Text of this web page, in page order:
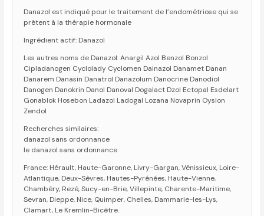
Danazol est indiqué pour le traitement de l’endométriose qui se
prêtent à la thérapie hormonale
Ingrédient actif: Danazol
Les autres noms de Danazol: Anargil Azol Benzol Bonzol
Cipladanogen Cyclolady Cyclomen Dainazol Danamet Danan
Danarem Danasin Danatrol Danazolum Danocrine Danodiol
Danogen Danokrin Danol Danoval Dogalact Dzol Ectopal Esdelart
Gonablok Hosebon Ladazol Ladogal Lozana Novaprin Oyslon
Zendol
Recherches similaires:
danazol sans ordonnance
le danazol sans ordonnance
France: Hérault, Haute-Garonne, Livry-Gargan, Vénissieux, Loire-
Atlantique, Deux-Sèvres, Hautes-Pyrénées, Haute-Vienne,
Chambéry, Rezé, Sucy-en-Brie, Villepinte, Charente-Maritime,
Sevran, Dieppe, Nice, Quimper, Chelles, Dammarie-les-Lys,
Clamart, Le Kremlin-Bicêtre.